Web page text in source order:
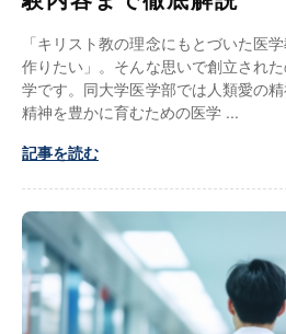
「キリスト教の理念にもとづいた医
作りたい」。そんな思いで創立され
学です。同大学医学部では人類愛の
精神を豊かに育むための医学
記事を読む